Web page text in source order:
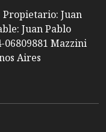
Propietario: Juan
Juan Pablo
06809881 Mazzini
Aires